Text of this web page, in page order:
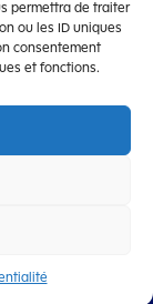
permettra de traiter
ou les ID uniques
consentement
et fonctions.